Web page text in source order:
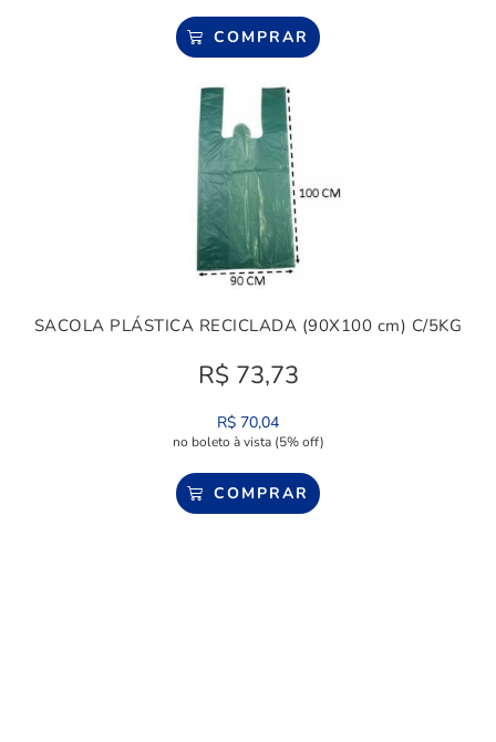
COMPRAR
SACOLA PLÁSTICA RECICLADA (90X100 cm) C/5KG
R$ 73,73
R$ 70,04
no boleto à vista (5% off)
COMPRAR